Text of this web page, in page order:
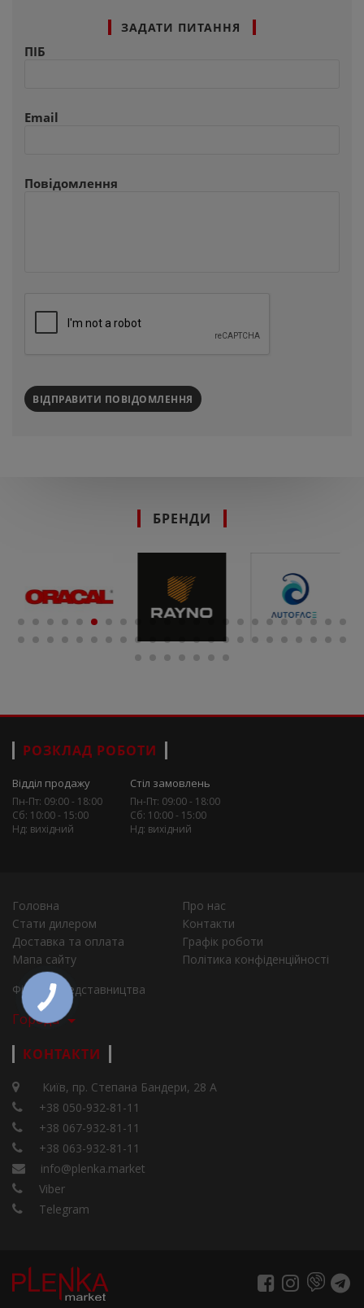
ЗАДАТИ ПИТАННЯ
ПІБ
Email
Повідомлення
ВІДПРАВИТИ ПОВІДОМЛЕННЯ
БРЕНДИ
РОЗКЛАД РОБОТИ
Відділ продажу
Пн-Пт: 09:00 - 18:00
Сб: 10:00 - 15:00
Нд: вихідний
Стіл замовлень
Пн-Пт: 09:00 - 18:00
Сб: 10:00 - 15:00
Нд: вихідний
Головна
Про нас
Стати дилером
Контакти
Доставка та оплата
Графік роботи
Мапа сайту
Політика конфіденційності
Філії та представництва
Города
КОНТАКТИ
Київ, пр. Степана Бандери, 28 А
+38 050-932-81-11
+38 067-932-81-11
+38 063-932-81-11
info@plenka.market
Viber
Telegram